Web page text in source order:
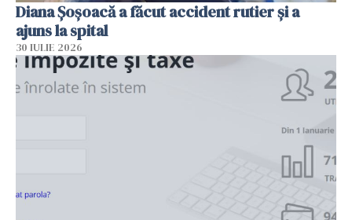
Diana Șoșoacă a făcut accident rutier și a
ajuns la spital
30 IULIE 2026